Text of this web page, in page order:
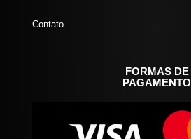
Contato
FORMAS DE
PAGAMENTO